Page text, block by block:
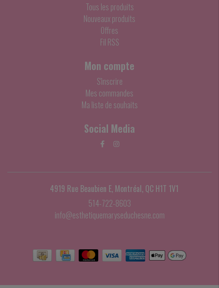
Tous les produits
Nouveaux produits
Offres
Fil RSS
Mon compte
S'inscrire
Mes commandes
Ma liste de souhaits
Social Media
4919 Rue Beaubien E, Montréal, QC H1T 1V1
514-722-8603
info@esthetiquemaryseduchesne.com